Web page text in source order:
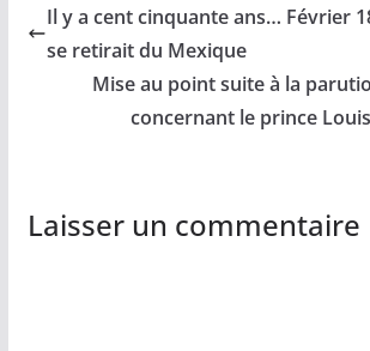
Il y a cent cinquante ans… Février
se retirait du Mexique
Mise au point suite à la
concernant le prince
Laisser un commentaire